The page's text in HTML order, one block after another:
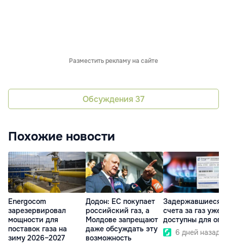
Разместить рекламу на сайте
Обсуждения 37
Похожие новости
Energocom
зарезервировал
мощности для
поставок газа на
зиму 2026–2027
Додон: ЕС покупает
российский газ, а
Молдове запрещают
даже обсуждать эту
возможность
Задержавшиеся
счета за газ уже
доступны для
6 дней назад